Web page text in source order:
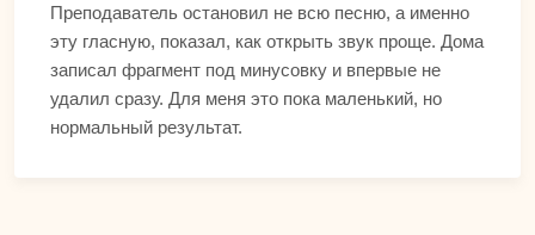
Преподаватель остановил не всю песню, а именно
эту гласную, показал, как открыть звук проще. Дома
записал фрагмент под минусовку и впервые не
удалил сразу. Для меня это пока маленький, но
нормальный результат.